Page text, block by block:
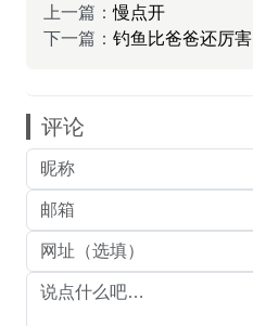
上一篇：慢点开
下一篇： 钓鱼比爸爸还厉害
评论